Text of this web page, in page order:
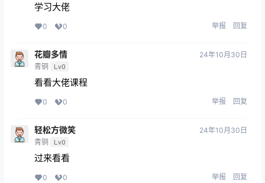
学习大佬
0 0 举报 回复
花瓣多情
青铜 Lv0
24年10月30日
看看大佬课程
0 0 举报 回复
轻松方微笑
青铜 Lv0
24年10月30日
过来看看
0 0 举报 回复